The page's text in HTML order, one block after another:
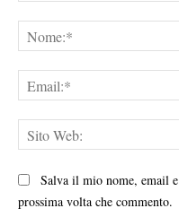
Salva il mio nome, email
prossima volta che commento.